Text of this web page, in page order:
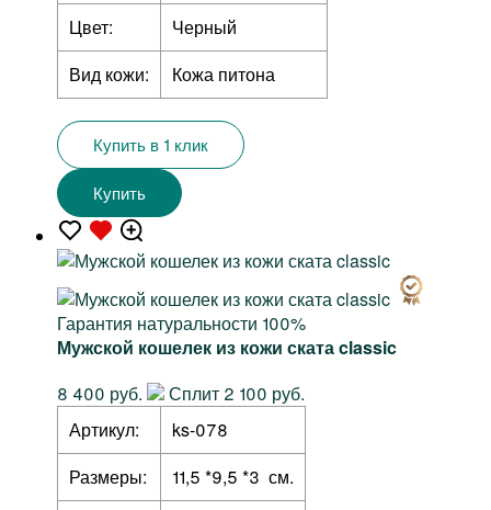
Цвет:
Черный
Вид кожи:
Кожа питона
Купить в 1 клик
Купить
Гарантия натуральности 100%
Мужской кошелек из кожи ската classic
8 400 руб.
Сплит 2 100 руб.
Артикул:
ks-078
Размеры:
11,5 *9,5 *3 см.